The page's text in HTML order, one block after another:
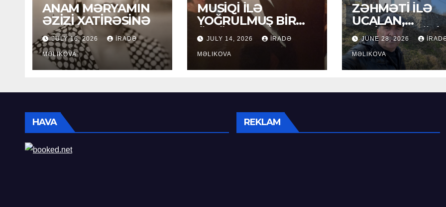
ANAM MƏRYAMIN
ƏZİZİ XATİRƏSİNƏ
JULY 16, 2026 İRADƏ
MƏLIKOVA
MUSİQİ İLƏ
YOĞRULMUŞ BİR
ÖMÜR
JULY 14, 2026 İRADƏ
MƏLIKOVA
ZƏHMƏTİ İLƏ
UCALAN,
XEYİRXAHLIĞI
SEÇİLƏN: HACI
RAMAZAN
JUNE 28, 2026
MƏLIKOVA
HAVA REKLAM